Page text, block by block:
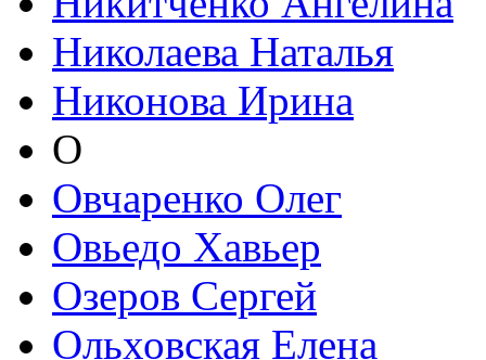
Николаева Наталья
Никонова Ирина
О
Овчаренко Олег
Овьедо Хавьер
Озеров Сергей
Ольховская Елена